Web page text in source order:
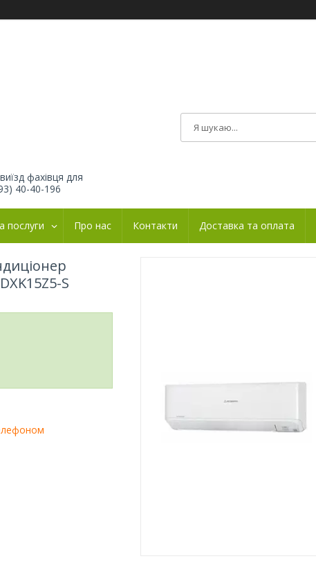
фахівця для
40-40-196
послуги Про нас Контакти Доставка та оплата
S